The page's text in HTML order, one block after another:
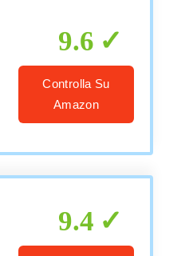
9.6
Controlla Su
Amazon
9.4